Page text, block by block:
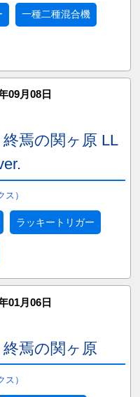
一種二種混合機
09月08日
焉の関ヶ原 LL
）
ラッキートリガー
01月06日
焉の関ヶ原
）